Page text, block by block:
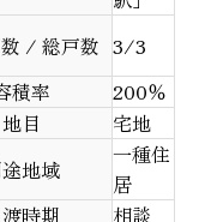
/ 総戸数 3/3
積率
200％
地目
宅地
地域
一種住
居
時期
相談